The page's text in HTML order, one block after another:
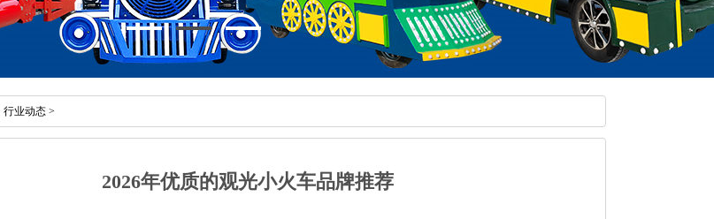
行业动态 >
2026年优质的观光小火车品牌推荐